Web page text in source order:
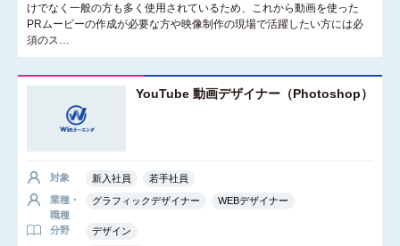
けでなく一般の方も多く使用されているため、これから動画を使った
PRムービーの作成が必要な方や映像制作の現場で活躍したい方には必
須のス…
YouTube 動画デザイナー（Photoshop）
対象 新入社員
若手社員
業種・
職種
グラフィックデザイナー WEBデザイナー
分野
デザイン